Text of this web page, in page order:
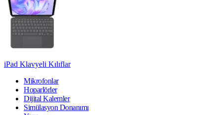
iPad Klavyeli Kılıflar
Mikrofonlar
Hoparlörler
Dijital Kalemler
Simülasyon Donanımı